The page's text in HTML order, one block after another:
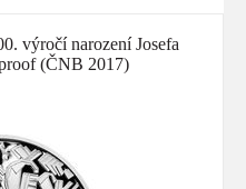
výročí narození Josefa
(ČNB 2017)